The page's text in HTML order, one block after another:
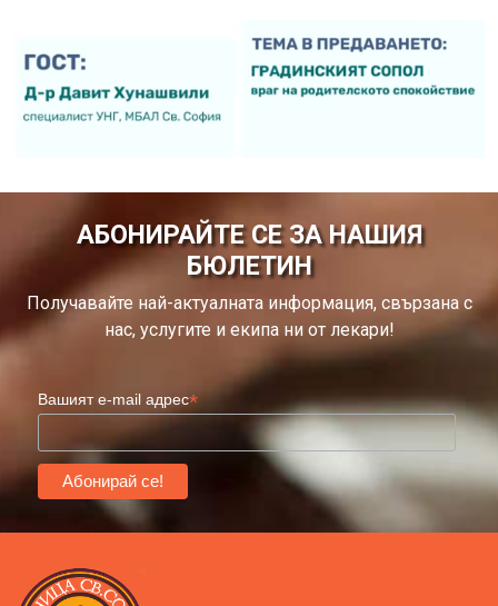
АБОНИРАЙТЕ СЕ ЗА НАШИЯ
БЮЛЕТИН
Получавайте най-актуалната информация, свързана с
нас, услугите и екипа ни от лекари!
Вашият e-mail адрес*